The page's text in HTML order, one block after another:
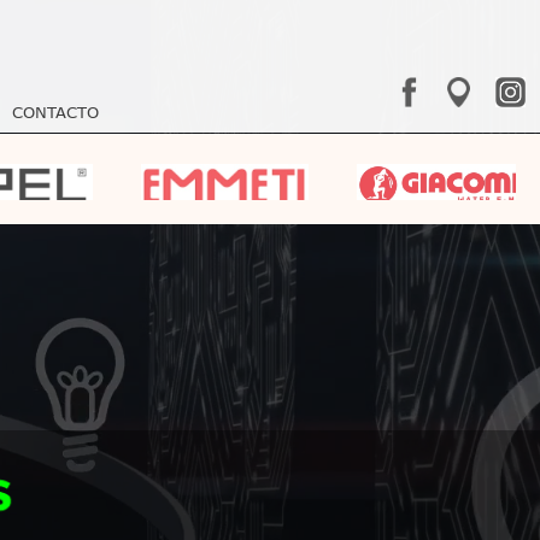
CONTACTO